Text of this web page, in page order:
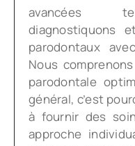
avancées
diagnostiquons
parodontaux
Nous
parodontale
général, c’est
à fournir des
approche